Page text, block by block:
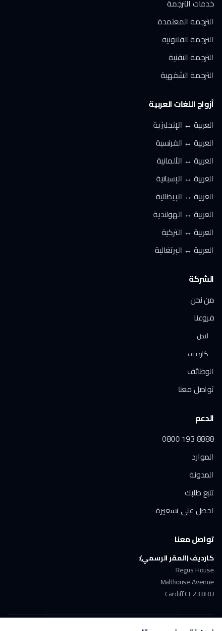
خدمات الترجمة
الترجمة المعتمدة
الترجمة القانونية
الترجمة التقنية
الترجمة الشفهية
أزواج اللغات العربية
العربية ↔ الإنجليزية
العربية ↔ الفرنسية
العربية ↔ الألمانية
العربية ↔ الإسبانية
العربية ↔ الإيطالية
العربية ↔ الهولندية
العربية ↔ التركية
العربية ↔ البرتغالية
الشركة
من نحن
فروعنا
لندن
كارديف
الوظائف
تواصل معنا
الدعم
0800 193 8888
الموارد
المدونة
تتبع طلبك
احصل على تسعيرة
تواصل معنا
كارديف (المقر الرسمي):
Regus House
Malthouse Avenue
Cardiff CF23 8RU